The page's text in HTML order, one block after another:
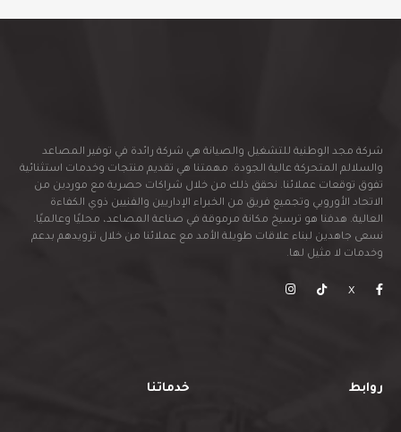
شركة مجد الوطنية للتشغيل والصيانة هي شركة رائدة في توفير المصاعد
والسلالم المتحركة عالية الجودة. مهمتنا هي تقديم منتجات وخدمات استثنائية
تفوق توقعات عملائنا. نحقق ذلك من خلال شراكات حصرية مع موردين من
الاتحاد الأوروبي وتجميع فريق من الخبراء الإداريين والفنيين ذوي الكفاءة
العالية. هدفنا هو ترسيخ مكانة مرموقة في صناعة المصاعد، محليًا وعالميًا.
نسعى جاهدين لبناء علاقات طويلة الأمد مع عملائنا من خلال تزويدهم بدعم
وخدمات لا مثيل لها.
X
روابط خدماتنا